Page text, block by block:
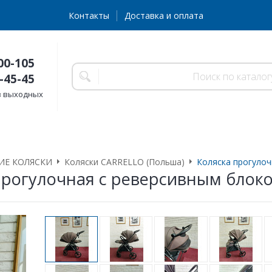
Контакты Доставка и оплата
105
45
выходных
КОЛЯСКИ Коляски CARRELLO (Польша) Коляска
с реверсивным